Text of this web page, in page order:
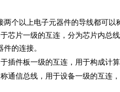
上电子元器件的导线都可以称
级的互连，分为芯片内总线和
的连接。
板一级的互连，用于构成计算
总线，用于设备一级的互连，